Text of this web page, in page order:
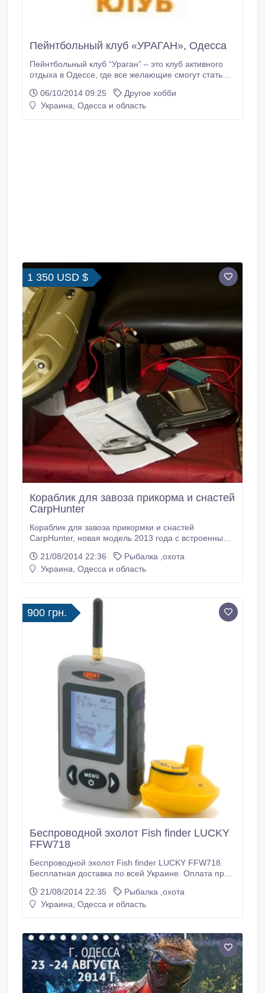
Пейнтбольный клуб «УРАГАН», Одесса
Пейнтбольный клуб “Ураган” – это клуб активного
отдыха в Одессе, где все желающие смогут стать
котором приятно и комфортно играть и новичку и
профессионалу, где можно получить
06/10/2014 09:25
Другое хобби
Украина, Одесса и область
1 350 USD $
Кораблик для завоза прикорма и снастей
CarpHunter
Кораблик для завоза прикормки и снастей
CarpHunter, новая модель 2013 года с встроенным
усовершенствованным пультом управления.
CarpHunter обладает повышенной прочностью
Габаритные размеры (ДхШхВ) 63.
21/08/2014 22:36
Рыбалка ,охота
Украина, Одесса и область
900 грн.
Беспроводной эхолот Fish finder LUCKY
FFW718
Беспроводной эхолот Fish finder LUCKY FFW718.
Бесплатная доставка по всей Украине. Оплата при
оригинал - произведенный на заводе. Эти эхолоты
эффективны при ловле рыбы с берега, зимой и с
рыбы, глубину и рельеф дна.
21/08/2014 22:35
Рыбалка ,охота
Украина, Одесса и область